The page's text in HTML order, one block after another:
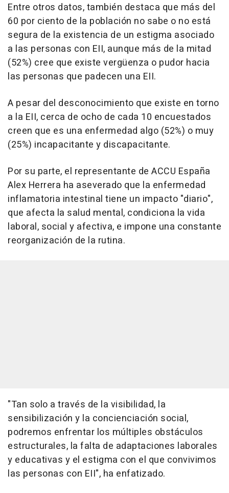
Entre otros datos, también destaca que más del
60 por ciento de la población no sabe o no está
segura de la existencia de un estigma asociado
a las personas con EII, aunque más de la mitad
(52%) cree que existe vergüenza o pudor hacia
las personas que padecen una EII.
A pesar del desconocimiento que existe en torno
a la EII, cerca de ocho de cada 10 encuestados
creen que es una enfermedad algo (52%) o muy
(25%) incapacitante y discapacitante.
Por su parte, el representante de ACCU España
Alex Herrera ha aseverado que la enfermedad
inflamatoria intestinal tiene un impacto "diario",
que afecta la salud mental, condiciona la vida
laboral, social y afectiva, e impone una constante
reorganización de la rutina.
"Tan solo a través de la visibilidad, la
sensibilización y la concienciación social,
podremos enfrentar los múltiples obstáculos
estructurales, la falta de adaptaciones laborales
y educativas y el estigma con el que convivimos
las personas con EII", ha enfatizado.